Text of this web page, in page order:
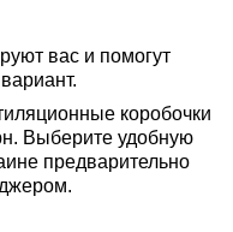
вас и помогут
коробочки
Выберите удобную
предварительно